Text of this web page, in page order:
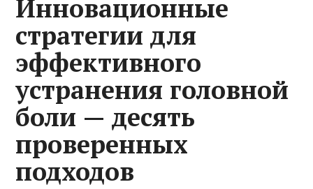
Инновационные
стратегии для
эффективного
устранения головной
боли — десять
проверенных
подходов